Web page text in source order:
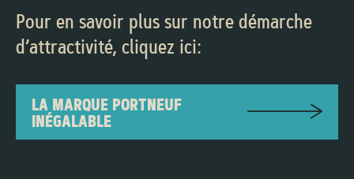
Pour en savoir plus sur notre démarche
d’attractivité, cliquez ici:
LA MARQUE PORTNEUF
INÉGALABLE